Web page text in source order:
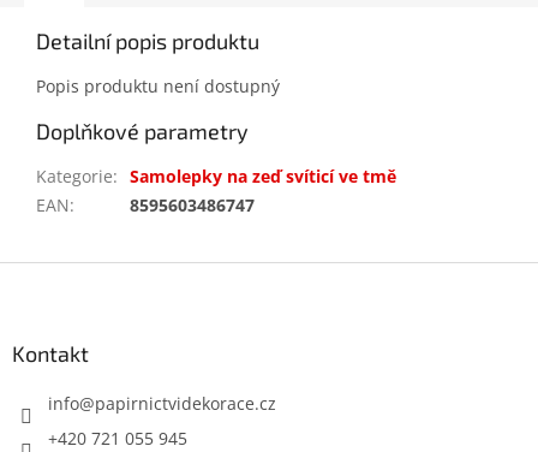
Detailní popis produktu
Popis produktu není dostupný
Doplňkové parametry
Kategorie: Samolepky na zeď svíticí ve tmě
EAN: 8595603486747
Kontakt
info@papirnictvidekorace.cz
+420 721 055 945